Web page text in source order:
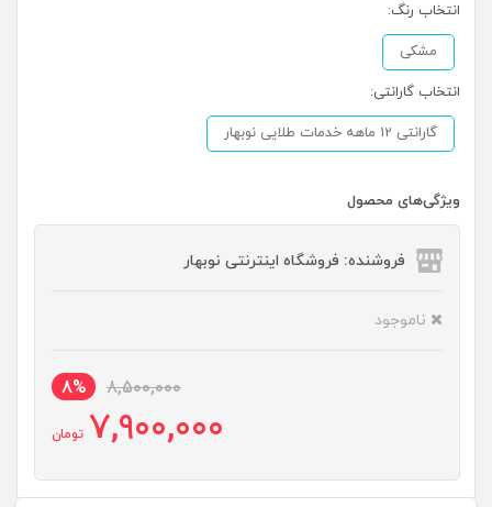
انتخاب رنگ:
مشکی
انتخاب گارانتی:
گارانتی 12 ماهه خدمات طلایی نوبهار
ویژگی‌های محصول
فروشنده: فروشگاه اینترنتی نوبهار
ناموجود
8,500,000
8%
7,900,000 تومان